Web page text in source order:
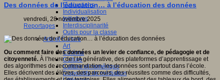
Evaluations
Individualisation
Initiatives
Interdisciplinarité
Outils pour la classe
Arts et Culture
Art
Cinéma
Culture
Culture et numérique
Dispositifs de médiation
Des données de l’éducation… à l’éducation des données
vendredi, 28 novembre 2025
Reportages
Ou comment faire des données un levier de confiance, de pédagogie et de
citoyenneté. À l’heure de l’IA générative, des plateformes d’apprentissage et
des algorithmes de recommandation, les données sont partout dans l’école.
Elles décrivent des élèves, des parcours, des réussites comme des difficultés,